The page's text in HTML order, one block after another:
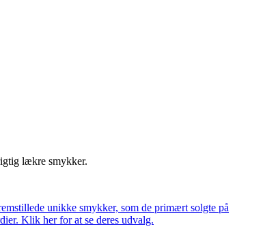
lækre smykker.
unikke smykker, som de primært solgte på
Klik her for at se deres udvalg.